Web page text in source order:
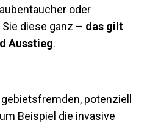
oder
diese ganz – das gilt
Ausstieg.
potenziell
Beispiel die invasive